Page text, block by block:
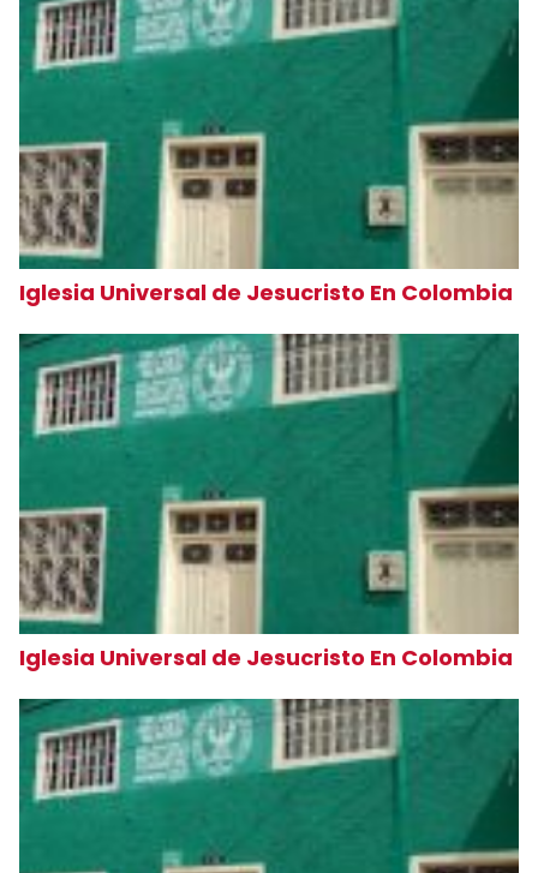
Iglesia Universal de Jesucristo En Colombia
Iglesia Universal de Jesucristo En Colombia